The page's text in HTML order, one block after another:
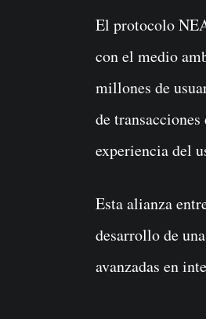
El protocolo
con el medio
millones de
de
experiencia del
Esta alianza
desarrollo de
avanzadas en